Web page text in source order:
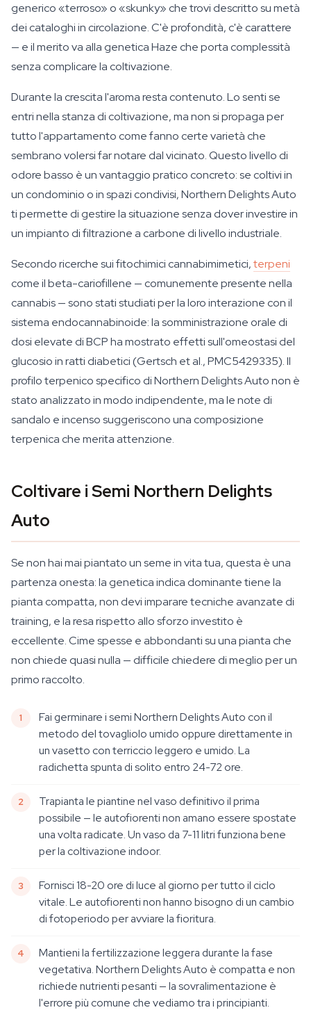
generico «terroso» o «skunky» che trovi descritto su metà
dei cataloghi in circolazione. C'è profondità, c'è carattere
— e il merito va alla genetica Haze che porta complessità
senza complicare la coltivazione.
Durante la crescita l'aroma resta contenuto. Lo senti se
entri nella stanza di coltivazione, ma non si propaga per
tutto l'appartamento come fanno certe varietà che
sembrano volersi far notare dal vicinato. Questo livello di
odore basso è un vantaggio pratico concreto: se coltivi in
un condominio o in spazi condivisi, Northern Delights Auto
ti permette di gestire la situazione senza dover investire in
un impianto di filtrazione a carbone di livello industriale.
Secondo ricerche sui fitochimici cannabimimetici,terpeni
come il beta-cariofillene — comunemente presente nella
cannabis — sono stati studiati per la loro interazione con il
sistema endocannabinoide: la somministrazione orale di
dosi elevate di BCP ha mostrato effetti sull'omeostasi del
glucosio in ratti diabetici (Gertsch et al., PMC5429335). Il
profilo terpenico specifico di Northern Delights Auto non è
stato analizzato in modo indipendente, ma le note di
sandalo e incenso suggeriscono una composizione
terpenica che merita attenzione.
Coltivare i Semi Northern Delights
Auto
Se non hai mai piantato un seme in vita tua, questa è una
partenza onesta: la genetica indica dominante tiene la
pianta compatta, non devi imparare tecniche avanzate di
training, e la resa rispetto allo sforzo investito è
eccellente. Cime spesse e abbondanti su una pianta che
non chiede quasi nulla — difficile chiedere di meglio per un
primo raccolto.
Fai germinare i semi Northern Delights Auto con il
metodo del tovagliolo umido oppure direttamente in
un vasetto con terriccio leggero e umido. La
radichetta spunta di solito entro 24-72 ore.
Trapianta le piantine nel vaso definitivo il prima
possibile — le autofiorenti non amano essere spostate
una volta radicate. Un vaso da 7-11 litri funziona bene
per la coltivazione indoor.
Fornisci 18-20 ore di luce al giorno per tutto il ciclo
vitale. Le autofiorenti non hanno bisogno di un cambio
di fotoperiodo per avviare la fioritura.
Mantieni la fertilizzazione leggera durante la fase
vegetativa. Northern Delights Auto è compatta e non
richiede nutrienti pesanti — la sovralimentazione è
l'errore più comune che vediamo tra i principianti.